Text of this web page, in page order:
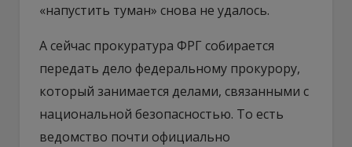
«напустить туман» снова не удалось.
А сейчас прокуратура ФРГ собирается
передать дело федеральному прокурору,
который занимается делами, связанными с
национальной безопасностью. То есть
ведомство почти официально